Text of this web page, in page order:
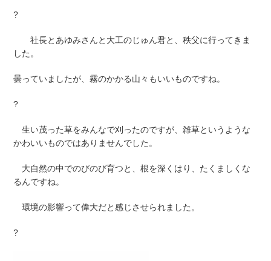
?
社長とあゆみさんと大工のじゅん君と、秩父に行ってきま
した。
曇っていましたが、霧のかかる山々もいいものですね。
?
生い茂った草をみんなで刈ったのですが、雑草というような
かわいいものではありませんでした。
大自然の中でのびのび育つと、根を深くはり、たくましくな
るんですね。
環境の影響って偉大だと感じさせられました。
?